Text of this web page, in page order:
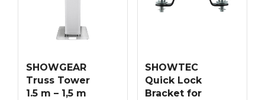
SHOWGEAR
Truss Tower
1.5 m – 1,5 m
SHOWTEC
Quick Lock
Bracket for